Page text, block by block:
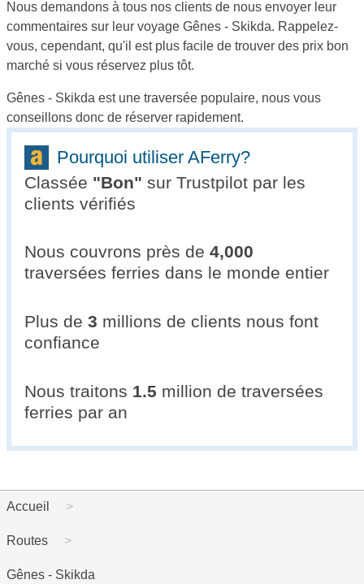
Nous demandons à tous nos clients de nous envoyer leur
commentaires sur leur voyage Gênes - Skikda. Rappelez-
vous, cependant, qu'il est plus facile de trouver des prix bon
marché si vous réservez plus tôt.
Gênes - Skikda est une traversée populaire, nous vous
conseillons donc de réserver rapidement.
Pourquoi utiliser AFerry?
Classée "Bon" sur Trustpilot par les
clients vérifiés
Nous couvrons près de 4,000
traversées ferries dans le monde entier
Plus de 3 millions de clients nous font
confiance
Nous traitons 1.5 million de traversées
ferries par an
Accueil
Routes
Gênes - Skikda